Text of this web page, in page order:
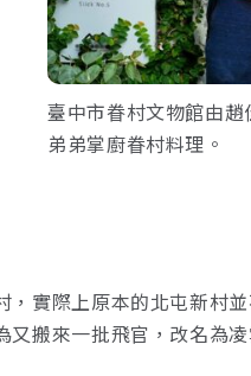
臺中市眷村文物館由
弟弟掌廚眷村料理。
，實際上原本的北屯新村
又搬來一批飛官，改名為